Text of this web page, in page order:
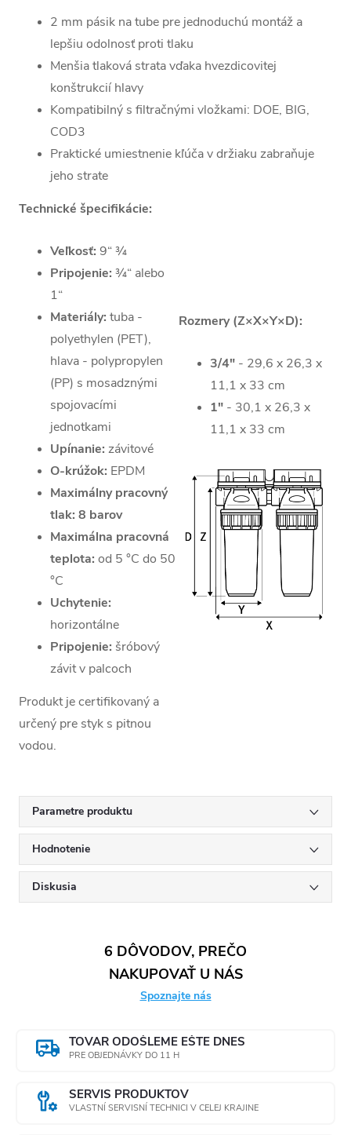
2 mm pásik na tube pre jednoduchú montáž a
lepšiu odolnosť proti tlaku
Menšia tlaková strata vďaka hvezdicovitej
konštrukcií hlavy
Kompatibilný s filtračnými vložkami: DOE, BIG,
COD3
Praktické umiestnenie kľúča v držiaku zabraňuje
jeho strate
Technické špecifikácie:
Veľkosť: 9“ ¾
Pripojenie: ¾“ alebo
1“
Materiály: tuba -
polyethylen (PET),
hlava - polypropylen
(PP) s mosadznými
spojovacími
jednotkami
Upínanie: závitové
O-krúžok: EPDM
Maximálny pracovný
tlak: 8 barov
Maximálna pracovná
teplota: od 5 °C do 50
°C
Uchytenie:
horizontálne
Pripojenie: šróbový
závit v palcoch
Produkt je certifikovaný a
určený pre styk s pitnou
vodou.
Rozmery (Z×X×Y×D):
3/4" - 29,6 x 26,3 x
11,1 x 33 cm
1" - 30,1 x 26,3 x
11,1 x 33 cm
Parametre produktu
Hodnotenie
Diskusia
6 DÔVODOV, PREČO
NAKUPOVAŤ U NÁS
Spoznajte nás
TOVAR ODOŠLEME EŠTE DNES
PRE OBJEDNÁVKY DO 11 H
SERVIS PRODUKTOV
VLASTNÍ SERVISNÍ TECHNICI V CELEJ KRAJINE